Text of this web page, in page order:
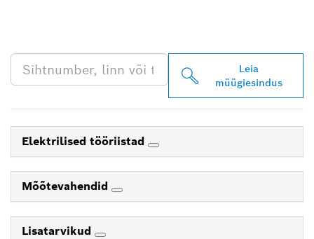
Leia
müügiesindus
Elektrilised tööriistad
Mõõtevahendid
Lisatarvikud